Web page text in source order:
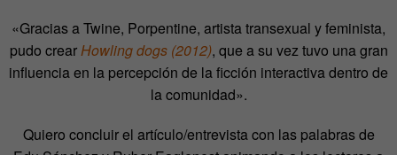
«Gracias a Twine, Porpentine, artista transexual y feminista,
pudo crearHowling dogs (2012), que a su vez tuvo una gran
influencia en la percepción de la ficción interactiva dentro de
la comunidad».
Quiero concluir el artículo/entrevista con las palabras de